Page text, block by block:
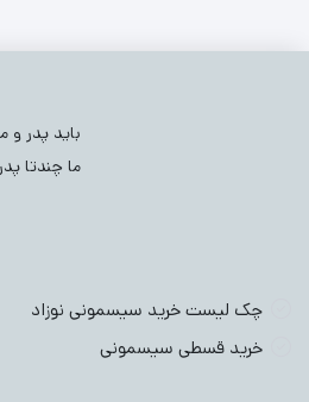
وسایل بهداشتی نوزادی
باید پدر
ما چندتا
چک لیست خرید سیسمونی نوزاد
خرید قسطی سیسمونی